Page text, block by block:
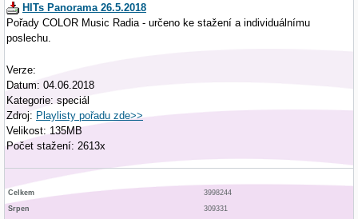
HITs Panorama 26.5.2018
Pořady COLOR Music Radia - určeno ke stažení a individuálnímu
poslechu.
Verze:
Datum: 04.06.2018
Kategorie: speciál
Zdroj: Playlisty pořadu zde>>
Velikost: 135MB
Počet stažení: 2613x
Celkem
3998244
Srpen
309331